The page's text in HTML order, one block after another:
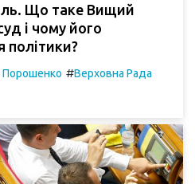
Що таке Вищий
і чому його
політики?
Порошенко #Верховна Рада